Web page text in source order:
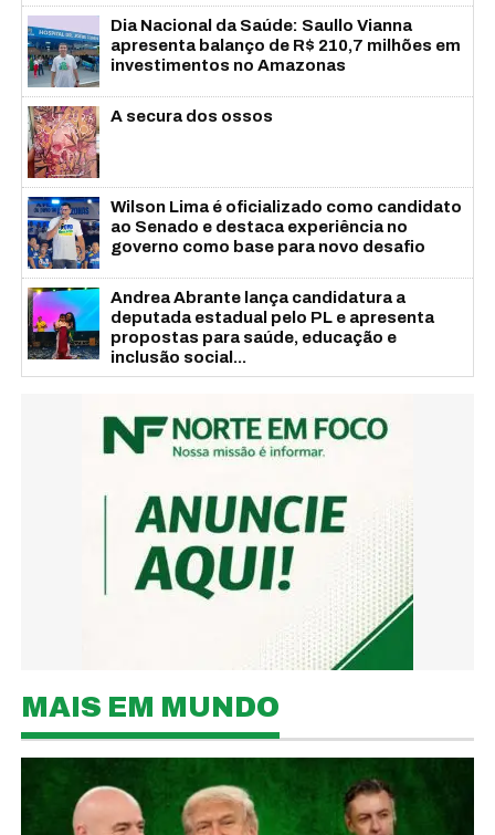
Dia Nacional da Saúde: Saullo Vianna
apresenta balanço de R$ 210,7 milhões em
investimentos no Amazonas
A secura dos ossos
Wilson Lima é oficializado como candidato
ao Senado e destaca experiência no
governo como base para novo desafio
Andrea Abrante lança candidatura a
deputada estadual pelo PL e apresenta
propostas para saúde, educação e
inclusão social...
MAIS EM MUNDO